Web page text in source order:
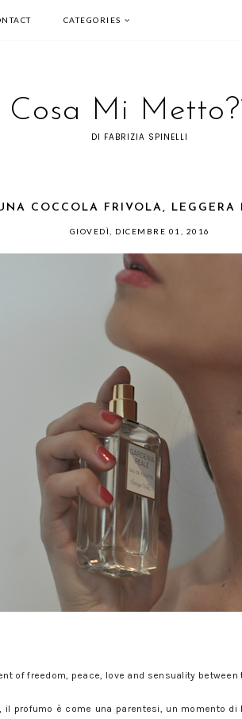
CATEGORIES
Cosa Mi
DI FABRIZIA SPINELLI
COCCOLA FRIVOLA, LEGGERA
GIOVEDÌ, DICEMBRE 01, 2016
of freedom, peace, love and sensuality between
il profumo è come una parentesi, un momento